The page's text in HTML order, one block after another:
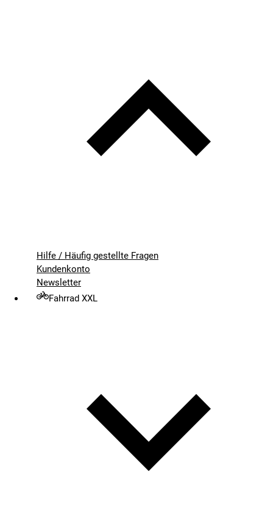
Hilfe / Häufig gestellte Fragen
Kundenkonto
Newsletter
Fahrrad XXL